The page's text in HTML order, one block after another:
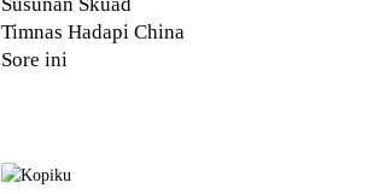
Timnas Hadapi China
Sore ini